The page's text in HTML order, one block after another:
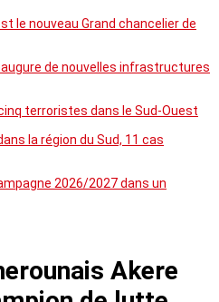
le nouveau Grand chancelier de
de nouvelles infrastructures
terroristes dans le Sud-Ouest
la région du Sud, 11 cas
2026/2027 dans un
Akere